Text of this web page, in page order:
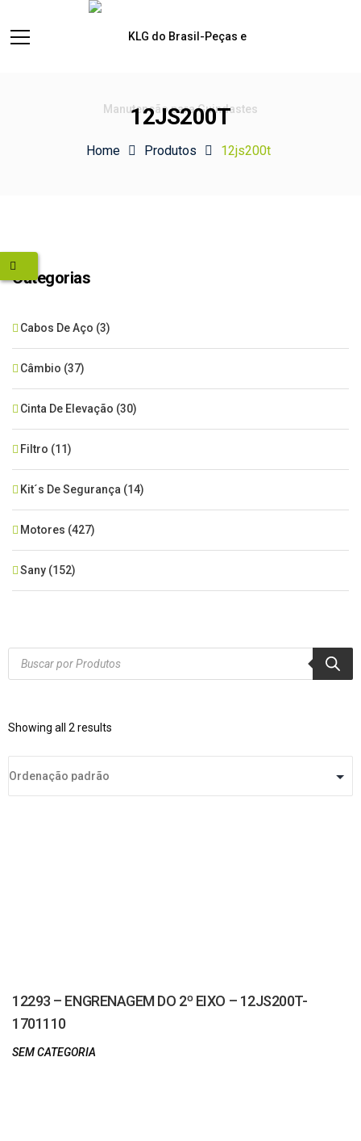
12JS200T
Home Produtos 12js200t
Categorias
Cabos De Aço (3)
Câmbio (37)
Cinta De Elevação (30)
Filtro (11)
Kit´s De Segurança (14)
Motores (427)
Sany (152)
Xcmg(425)
Products
search
Showing all 2 results
12293 – ENGRENAGEM DO 2º EIXO – 12JS200T-
1701110
SEM CATEGORIA